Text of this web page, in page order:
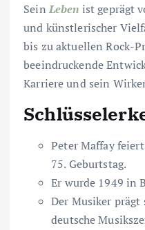
SeinLeben ist geprägt
und künstlerischer
bis zu aktuellen Rock-
beeindruckende
Karriere und sein
Peter Maffay
75. Geburtstag.
Er wurde 1949 in
Der Musiker prägt
deutsche